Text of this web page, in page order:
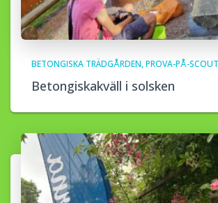
BETONGISKA TRÄDGÅRDEN PROVA-PÅ-
Betongiskakväll i solsken